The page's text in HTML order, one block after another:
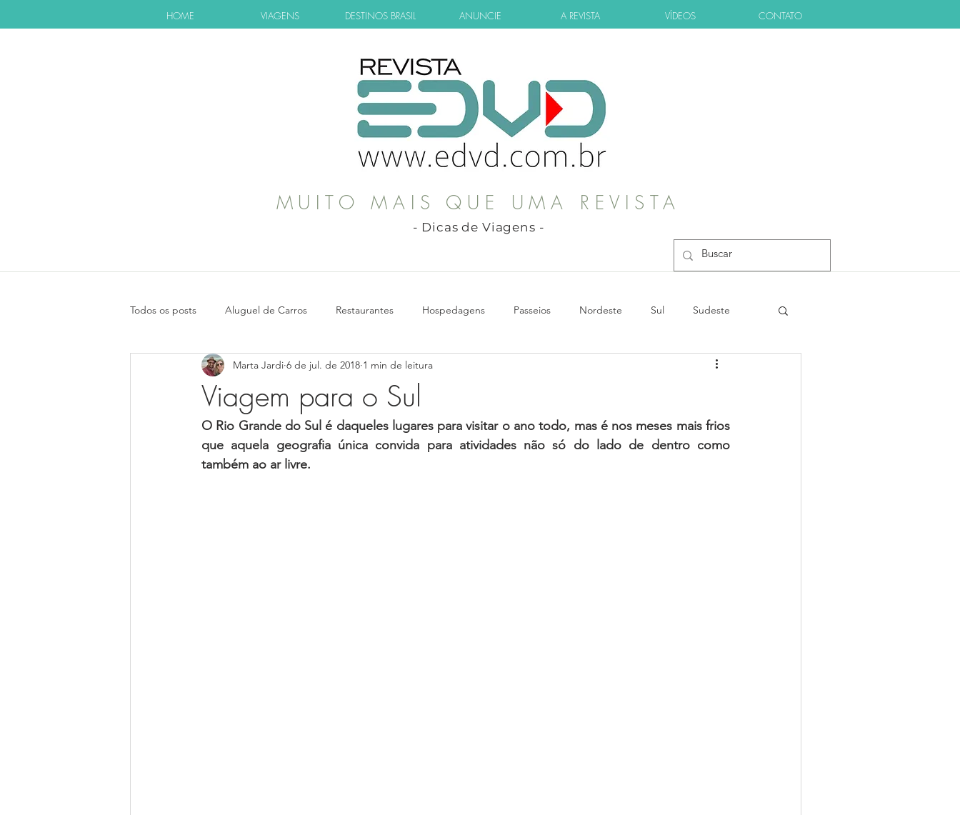
HOME VIAGENS DESTINOS BRASIL ANUNCIE A REVISTA VÍDEOS CONTATO
MUITO MAIS QUE UMA REVISTA
- Dicas de Viagens -
Todos os posts Aluguel de Carros Restaurantes Hospedagens Passeios Nordeste Sul Sudeste
Centro-Oeste Norte MINAS GERAIS-MG SÃO PAULO-SP ESPÍRITO SANTO-ES
ALAGOAS-AL BAHIA-BA CEARÁ-CE MARANHÃO (MA) Paraíba (PB) Pernambuco (PE) Piauí (PI)
Viagem para o Sul
Marta Jardi 6 de jul. de 2018 1 min de leitura
O Rio Grande do Sul é daqueles lugares para visitar o ano todo, mas é nos meses mais frios
que aquela geografia única convida para atividades não só do lado de dentro como
também ao ar livre.